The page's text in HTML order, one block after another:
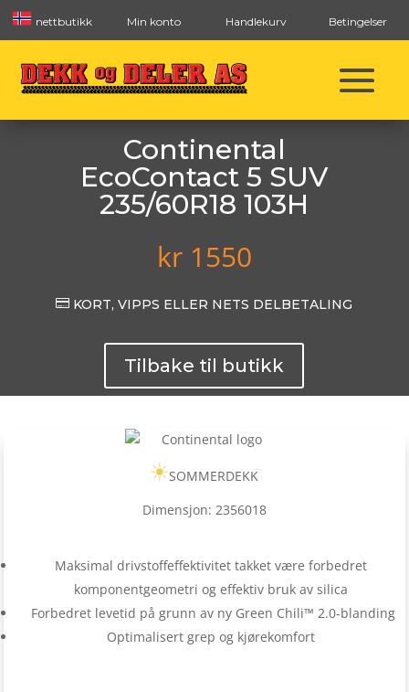
nettbutikk Min konto Handlekurv Betingelser
Continental
EcoContact 5 SUV
235/60R18 103H
kr1550
 KORT, VIPPS ELLER NETS DELBETALING
Tilbake til butikk
SOMMERDEKK
Dimensjon: 2356018
Maksimal drivstoffeffektivitet takket være forbedret
komponentgeometri og effektiv bruk av silica
Forbedret levetid på grunn av ny Green Chili™ 2.0-blanding
Optimalisert grep og kjørekomfort